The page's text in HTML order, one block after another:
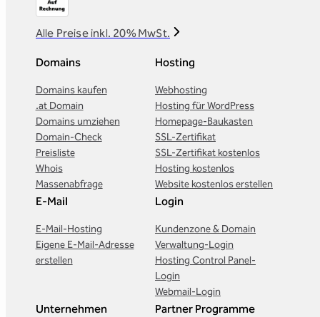
Alle Preise inkl. 20% MwSt.
Domains
Domains kaufen
.at Domain
Domains umziehen
Domain-Check
Preisliste
Whois
Massenabfrage
Hosting
Webhosting
Hosting für WordPress
Homepage-Baukasten
SSL-Zertifikat
SSL-Zertifikat kostenlos
Hosting kostenlos
Website kostenlos erstellen
E-Mail
E-Mail-Hosting
Eigene E-Mail-Adresse
erstellen
Login
Kundenzone & Domain
Verwaltung-Login
Hosting Control Panel-
Login
Webmail-Login
Unternehmen Partner Programme